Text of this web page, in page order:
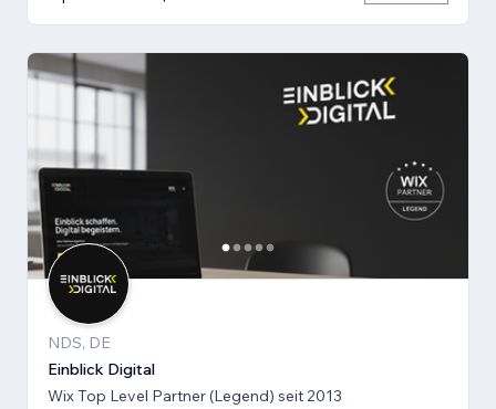
NDS, DE
Einblick Digital
Wix Top Level Partner (Legend) seit 2013